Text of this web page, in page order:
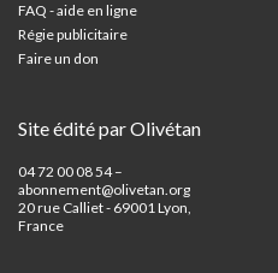
FAQ - aide en ligne
Régie publicitaire
Faire un don
Site édité par Olivétan
04 72 00 08 54 –
abonnement@olivetan.org
20 rue Calliet - 69001 Lyon,
France